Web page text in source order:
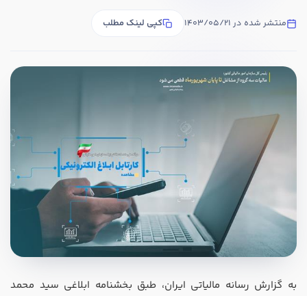
منتشر شده در 1403/05/21 کپی لینک مطلب
به گزارش رسانه مالیاتی ایران، طبق بخشنامه ابلاغی سید محمد
در صورتی که سابقه دارید توضیح مختصر از فعالیتی که در حسابداری
داشته اید را بنویسید
در صورتی که سابقه دارید ، چه مهارت هایی در حسابداری دارید؟